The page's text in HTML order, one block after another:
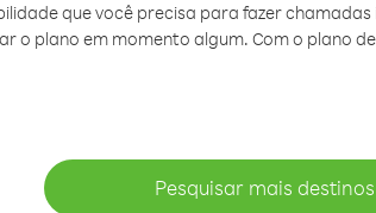
que você precisa para fazer
o plano em momento algum. Com o plano
Pesquisar mais destinos